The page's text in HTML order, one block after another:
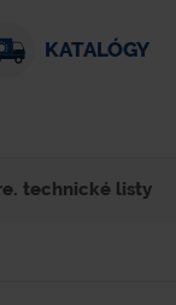
KATALÓGY
technické listy